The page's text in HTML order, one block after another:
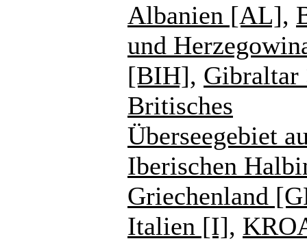
Albanien [AL],
und
[BIH], Gibraltar
Britisches
Überseegebiet
Iberischen
Griechenland
Italien [I],